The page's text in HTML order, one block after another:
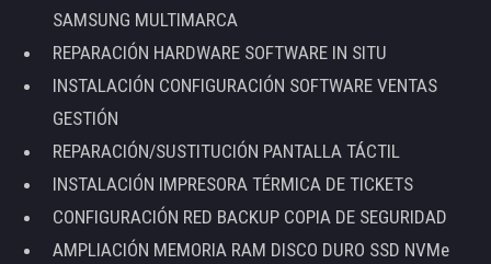
SAMSUNG MULTIMARCA
REPARACIÓN HARDWARE SOFTWARE IN SITU
INSTALACIÓN CONFIGURACIÓN SOFTWARE VENTAS
GESTIÓN
REPARACIÓN/SUSTITUCIÓN PANTALLA TÁCTIL
INSTALACIÓN IMPRESORA TÉRMICA DE TICKETS
CONFIGURACIÓN RED BACKUP COPIA DE SEGURIDAD
AMPLIACIÓN MEMORIA RAM DISCO DURO SSD NVMe